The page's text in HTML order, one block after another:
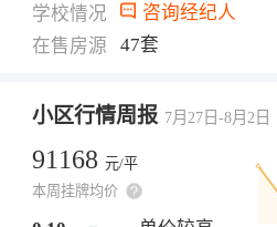
学校情况
咨询经纪人
在售房源
47套
小区行情周报 7月27日-8月2日
91168 元/平
本周挂牌均价